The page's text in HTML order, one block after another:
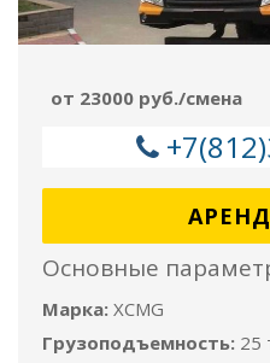
от 23000 руб./смена
Основные
Марка: XCMG
Грузоподъемность: 25